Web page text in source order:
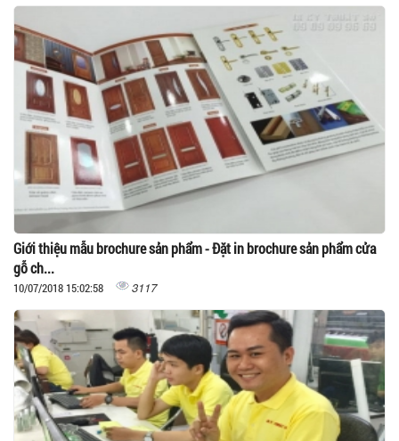
Giới thiệu mẫu brochure sản phẩm - Đặt in brochure sản phẩm cửa
gỗ ch...
10/07/2018 15:02:58 3117